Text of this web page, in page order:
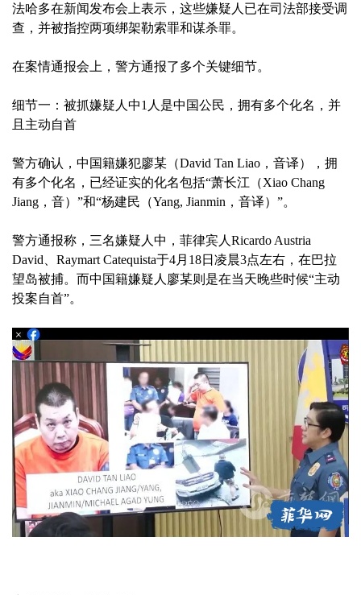
法哈多在新闻发布会上表示，这些嫌疑人已在司法部接受调
查，并被指控两项绑架勒索罪和谋杀罪。
在案情通报会上，警方通报了多个关键细节。
细节一：被抓嫌疑人中1人是中国公民，拥有多个化名，并
且主动自首
警方确认，中国籍嫌犯廖某（David Tan Liao，音译），拥
有多个化名，已经证实的化名包括“萧长江（Xiao Chang
Jiang，音）”和“杨建民（Yang, Jianmin，音译）”。
警方通报称，三名嫌疑人中，菲律宾人Ricardo Austria
David、Raymart Catequista于4月18日凌晨3点左右，在巴拉
望岛被捕。而中国籍嫌疑人廖某则是在当天晚些时候“主动
投案自首”。